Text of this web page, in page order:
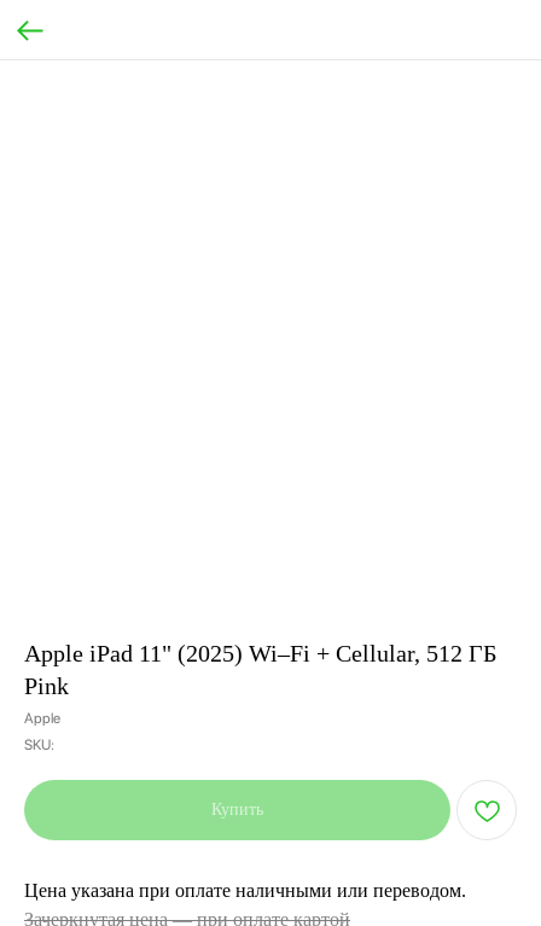
Apple iPad 11" (2025) Wi–Fi + Cellular, 512 ГБ
Pink
Apple
SKU:
Купить
Цена указана при оплате наличными или переводом.
Зачеркнутая цена — при оплате картой